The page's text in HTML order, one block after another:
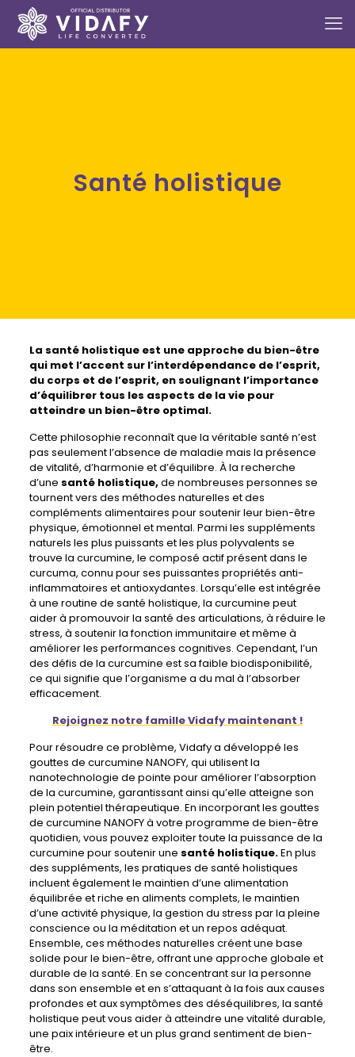
Santé holistique
La santé holistiqueest une approche du bien-être
qui met l’accent sur l’interdépendance de l’esprit,
du corps et de l’esprit, en soulignant l’importance
d’équilibrer tous les aspects de la vie pour
atteindre un bien-être optimal.
Cette philosophie reconnaît que la véritable santé n’est
pas seulement l’absence de maladie mais la présence
de vitalité, d’harmonie et d’équilibre. À la recherche
d’une santé holistique, de nombreuses personnes se
tournent vers des méthodes naturelles et des
compléments alimentaires pour soutenir leur bien-être
physique, émotionnel et mental. Parmi les suppléments
naturels les plus puissants et les plus polyvalents se
trouve la curcumine, le composé actif présent dans le
curcuma, connu pour ses puissantes propriétés anti-
inflammatoires et antioxydantes. Lorsqu’elle est intégrée
à une routine de santé holistique, la curcumine peut
aider à promouvoir la santé des articulations, à réduire le
stress, à soutenir la fonction immunitaire et même à
améliorer les performances cognitives. Cependant, l’un
des défis de la curcumine est sa faible biodisponibilité,
ce qui signifie que l’organisme a du mal à l’absorber
efficacement.
Rejoignez notre famille Vidafy maintenant !
Pour résoudre ce problème, Vidafy a développé les
gouttes de curcumine NANOFY, qui utilisent la
nanotechnologie de pointe pour améliorer l’absorption
de la curcumine, garantissant ainsi qu’elle atteigne son
plein potentiel thérapeutique. En incorporant les gouttes
de curcumine NANOFY à votre programme de bien-être
quotidien, vous pouvez exploiter toute la puissance de la
curcumine pour soutenir une santé holistique.En plus
des suppléments, les pratiques de santé holistiques
incluent également le maintien d’une alimentation
équilibrée et riche en aliments complets, le maintien
d’une activité physique, la gestion du stress par la pleine
conscience ou la méditation et un repos adéquat.
Ensemble, ces méthodes naturelles créent une base
solide pour le bien-être, offrant une approche globale et
durable de la santé. En se concentrant sur la personne
dans son ensemble et en s’attaquant à la fois aux causes
profondes et aux symptômes des déséquilibres, la santé
holistique peut vous aider à atteindre une vitalité durable,
une paix intérieure et un plus grand sentiment de bien-
être.